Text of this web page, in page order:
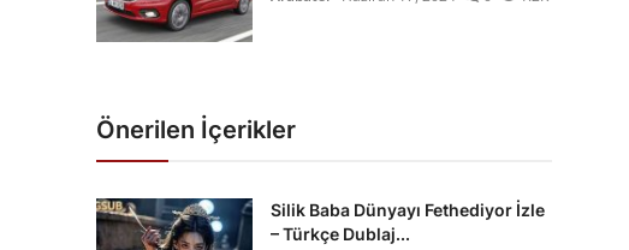
Önerilen İçerikler
Silik Baba Dünyayı Fethediyor İzle
– Türkçe Dublaj...